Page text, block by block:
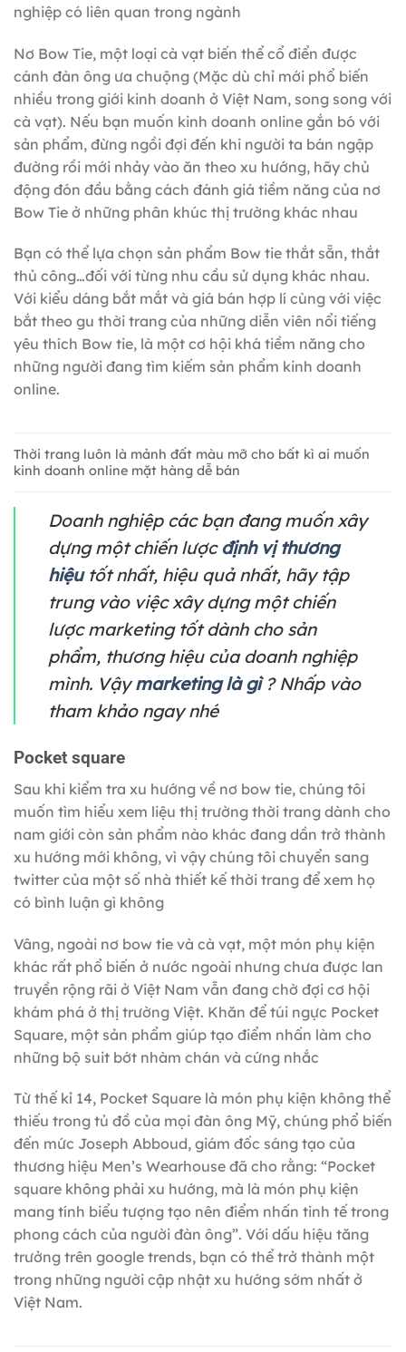
nghiệp có liên quan trong ngành
Nơ Bow Tie, một loại cà vạt biến thể cổ điển được
cánh đàn ông ưa chuộng (Mặc dù chỉ mới phổ biến
nhiều trong giới kinh doanh ở Việt Nam, song song với
cà vạt). Nếu bạn muốn kinh doanh online gắn bó với
sản phẩm, đừng ngồi đợi đến khi người ta bán ngập
đường rồi mới nhảy vào ăn theo xu hướng, hãy chủ
động đón đầu bằng cách đánh giá tiềm năng của nơ
Bow Tie ở những phân khúc thị trường khác nhau
Bạn có thể lựa chọn sản phẩm Bow tie thắt sẵn, thắt
thủ công…đối với từng nhu cầu sử dụng khác nhau.
Với kiểu dáng bắt mắt và giá bán hợp lí cùng với việc
bắt theo gu thời trang của những diễn viên nổi tiếng
yêu thích Bow tie, là một cơ hội khá tiềm năng cho
những người đang tìm kiếm sản phẩm kinh doanh
online.
Thời trang luôn là mảnh đất màu mỡ cho bất kì ai muốn
kinh doanh online mặt hàng dễ bán
Doanh nghiệp các bạn đang muốn xây
dựng một chiến lược định vị thương
hiệutốt nhất, hiệu quả nhất, hãy tập
trung vào việc xây dựng một chiến
lược marketing tốt dành cho sản
phẩm, thương hiệu của doanh nghiệp
mình. Vậymarketing là gì? Nhấp vào
tham khảo ngay nhé
Pocket square
Sau khi kiểm tra xu hướng về nơ bow tie, chúng tôi
muốn tìm hiểu xem liệu thị trường thời trang dành cho
nam giới còn sản phẩm nào khác đang dần trở thành
xu hướng mới không, vì vậy chúng tôi chuyển sang
twitter của một số nhà thiết kế thời trang để xem họ
có bình luận gì không
Vâng, ngoài nơ bow tie và cà vạt, một món phụ kiện
khác rất phổ biến ở nước ngoài nhưng chưa được lan
truyền rộng rãi ở Việt Nam vẫn đang chờ đợi cơ hội
khám phá ở thị trường Việt. Khăn để túi ngực Pocket
Square, một sản phẩm giúp tạo điểm nhấn làm cho
những bộ suit bớt nhàm chán và cứng nhắc
Từ thế kỉ 14, Pocket Square là món phụ kiện không thể
thiếu trong tủ đồ của mọi đàn ông Mỹ, chúng phổ biến
đến mức Joseph Abboud, giám đốc sáng tạo của
thương hiệu Men’s Wearhouse đã cho rằng: “Pocket
square không phải xu hướng, mà là món phụ kiện
mang tính biểu tượng tạo nên điểm nhấn tinh tế trong
phong cách của người đàn ông”. Với dấu hiệu tăng
trưởng trên google trends, bạn có thể trở thành một
trong những người cập nhật xu hướng sớm nhất ở
Việt Nam.